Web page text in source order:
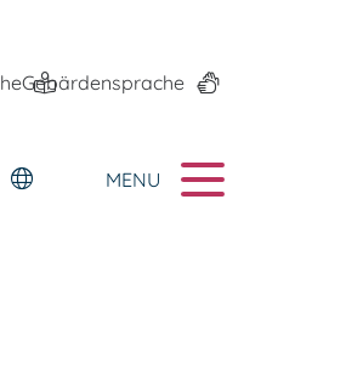
Gebärdensprache
MENU